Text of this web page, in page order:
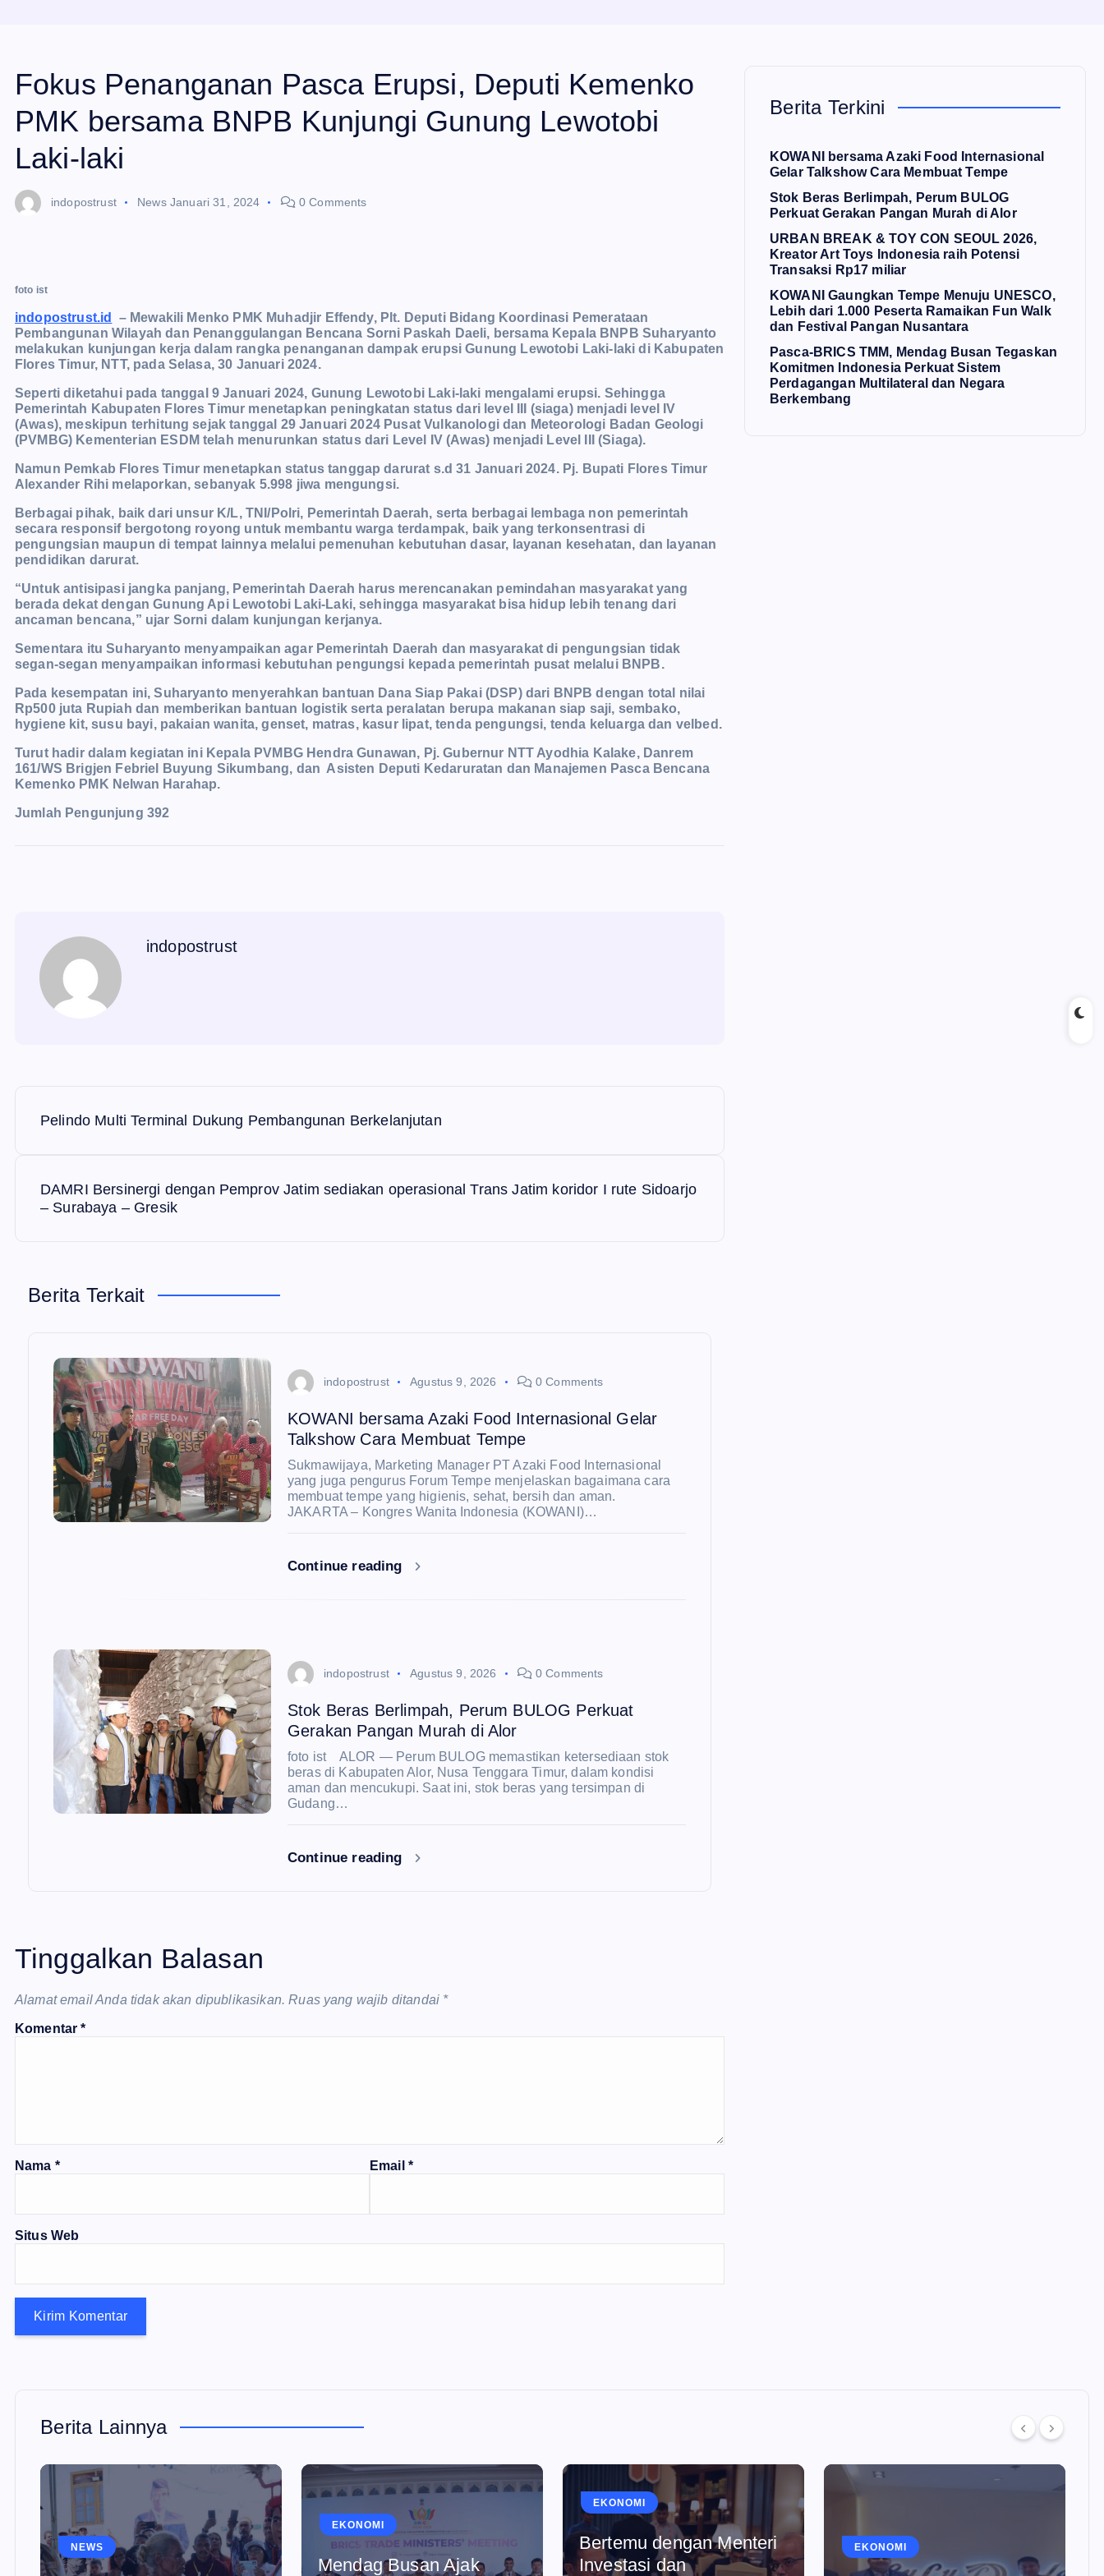
Fokus Penanganan Pasca Erupsi, Deputi Kemenko
PMK bersama BNPB Kunjungi Gunung Lewotobi
Laki-laki
indopostrust News Januari 31, 2024 0 Comments
foto ist
indopostrust.id
– Mewakili Menko PMK Muhadjir Effendy, Plt. Deputi Bidang Koordinasi Pemerataan
Pembangunan Wilayah dan Penanggulangan Bencana Sorni Paskah Daeli, bersama Kepala BNPB Suharyanto
melakukan kunjungan kerja dalam rangka penanganan dampak erupsi Gunung Lewotobi Laki-laki di Kabupaten
Flores Timur, NTT, pada Selasa, 30 Januari 2024.
Seperti diketahui pada tanggal 9 Januari 2024, Gunung Lewotobi Laki-laki mengalami erupsi. Sehingga
Pemerintah Kabupaten Flores Timur menetapkan peningkatan status dari level III (siaga) menjadi level IV
(Awas), meskipun terhitung sejak tanggal 29 Januari 2024 Pusat Vulkanologi dan Meteorologi Badan Geologi
(PVMBG) Kementerian ESDM telah menurunkan status dari Level IV (Awas) menjadi Level III (Siaga).
Namun Pemkab Flores Timur menetapkan status tanggap darurat s.d 31 Januari 2024. Pj. Bupati Flores Timur
Alexander Rihi melaporkan, sebanyak 5.998 jiwa mengungsi.
Berbagai pihak, baik dari unsur K/L, TNI/Polri, Pemerintah Daerah, serta berbagai lembaga non pemerintah
secara responsif bergotong royong untuk membantu warga terdampak, baik yang terkonsentrasi di
pengungsian maupun di tempat lainnya melalui pemenuhan kebutuhan dasar, layanan kesehatan, dan layanan
pendidikan darurat.
“Untuk antisipasi jangka panjang, Pemerintah Daerah harus merencanakan pemindahan masyarakat yang
berada dekat dengan Gunung Api Lewotobi Laki-Laki, sehingga masyarakat bisa hidup lebih tenang dari
ancaman bencana,” ujar Sorni dalam kunjungan kerjanya.
Sementara itu Suharyanto menyampaikan agar Pemerintah Daerah dan masyarakat di pengungsian tidak
segan-segan menyampaikan informasi kebutuhan pengungsi kepada pemerintah pusat melalui BNPB.
Pada kesempatan ini, Suharyanto menyerahkan bantuan Dana Siap Pakai (DSP) dari BNPB dengan total nilai
Rp500 juta Rupiah dan memberikan bantuan logistik serta peralatan berupa makanan siap saji, sembako,
hygiene kit, susu bayi, pakaian wanita, genset, matras, kasur lipat, tenda pengungsi, tenda keluarga dan velbed.
Turut hadir dalam kegiatan ini Kepala PVMBG Hendra Gunawan, Pj. Gubernur NTT Ayodhia Kalake, Danrem
161/WS Brigjen Febriel Buyung Sikumbang, dan Asisten Deputi Kedaruratan dan Manajemen Pasca Bencana
Kemenko PMK Nelwan Harahap.
Jumlah Pengunjung 392
indopostrust
N
g
Pelindo Multi Terminal Dukung Pembangunan Berkelanjutan
DAMRI Bersinergi dengan Pemprov Jatim sediakan operasional Trans Jatim koridor I rute Sidoarjo
– Surabaya – Gresik
Berita Terkait
indopostrust Agustus 9, 2026 0 Comments
KOWANI bersama Azaki Food Internasional Gelar
Talkshow Cara Membuat Tempe
Sukmawijaya, Marketing Manager PT Azaki Food Internasional
yang juga pengurus Forum Tempe menjelaskan bagaimana cara
membuat tempe yang higienis, sehat, bersih dan aman.
JAKARTA – Kongres Wanita Indonesia (KOWANI)…
Continue reading
indopostrust Agustus 9, 2026 0 Comments
Stok Beras Berlimpah, Perum BULOG Perkuat
Gerakan Pangan Murah di Alor
foto ist ALOR — Perum BULOG memastikan ketersediaan stok
beras di Kabupaten Alor, Nusa Tenggara Timur, dalam kondisi
aman dan mencukupi. Saat ini, stok beras yang tersimpan di
Gudang…
Continue reading
Tinggalkan Balasan
Alamat email Anda tidak akan dipublikasikan. Ruas yang wajib ditandai *
Komentar*
Nama * Email *
Situs Web
Berita Terkini
KOWANI bersama Azaki Food Internasional
Gelar Talkshow Cara Membuat Tempe
Stok Beras Berlimpah, Perum BULOG
Perkuat Gerakan Pangan Murah di Alor
URBAN BREAK & TOY CON SEOUL 2026,
Kreator Art Toys Indonesia raih Potensi
Transaksi Rp17 miliar
KOWANI Gaungkan Tempe Menuju UNESCO,
Lebih dari 1.000 Peserta Ramaikan Fun Walk
dan Festival Pangan Nusantara
Pasca-BRICS TMM, Mendag Busan Tegaskan
Komitmen Indonesia Perkuat Sistem
Perdagangan Multilateral dan Negara
Berkembang
Berita Lainnya
NEWS
EKONOMI
Mendag Busan Ajak
EKONOMI
Bertemu dengan Menteri
Investasi dan
EKONOMI